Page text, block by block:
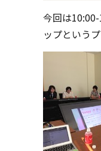
今回は
ップという